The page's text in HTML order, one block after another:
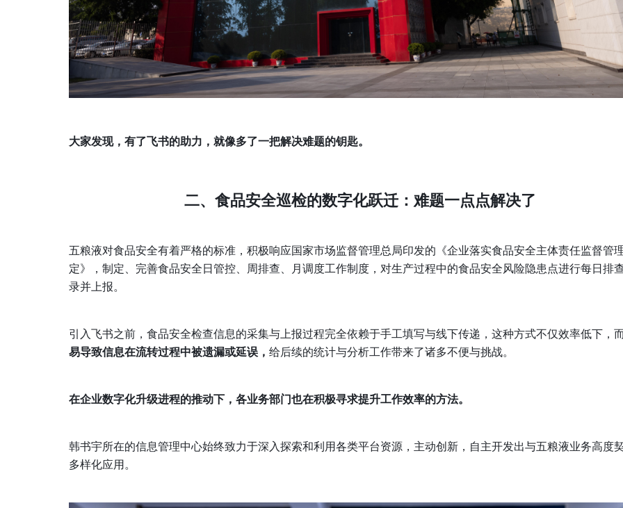
大家发现，有了飞书的助力，就像多了一把解决难题的钥匙。
二、食品安全巡检的数字化跃迁：难题一点点解决了
五粮液对食品安全有着严格的标准，积极响应国家市场监督管理总局印发的《企业落实食品安全主体责任监督管
定》，制定、完善食品安全日管控、周排查、月调度工作制度，对生产过程中的食品安全风险隐患点进行每日排
录并上报。
引入飞书之前，食品安全检查信息的采集与上报过程完全依赖于手工填写与线下传递，这种方式不仅效率低下，
易导致信息在流转过程中被遗漏或延误， 给后续的统计与分析工作带来了诸多不便与挑战。
在企业数字化升级进程的推动下，各业务部门也在积极寻求提升工作效率的方法。
韩书宇所在的信息管理中心始终致力于深入探索和利用各类平台资源，主动创新，自主开发出与五粮液业务高度
多样化应用。